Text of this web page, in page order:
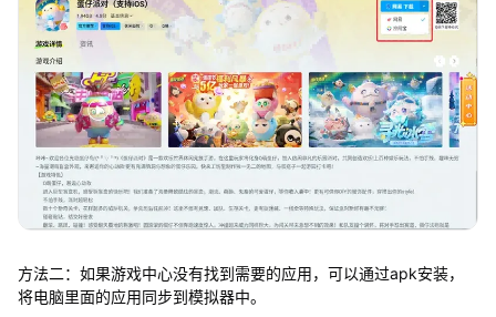
方法二：如果游戏中心没有找到需要的应用，可以通过apk安装，
将电脑里面的应用同步到模拟器中。